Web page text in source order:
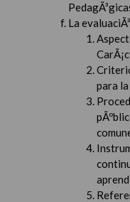
La
para